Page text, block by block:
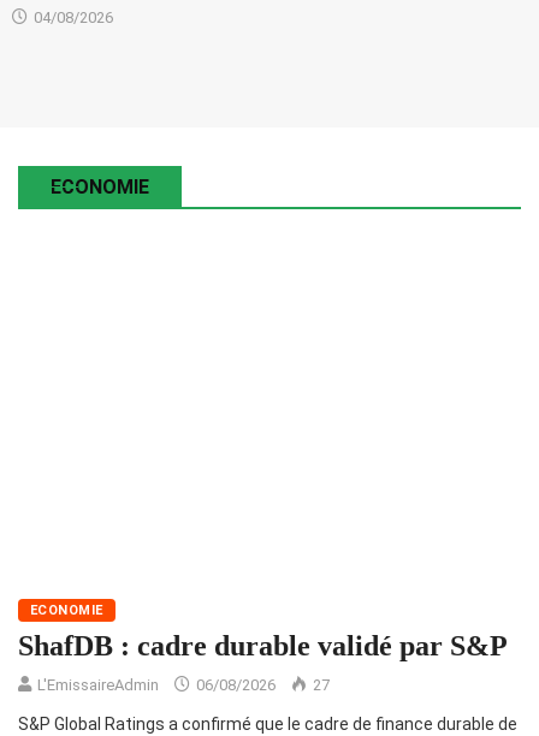
04/08/2026
ECONOMIE
ECONOMIE
ShafDB : cadre durable validé par S&P
L'EmissaireAdmin 06/08/2026 27
S&P Global Ratings a confirmé que le cadre de finance durable de